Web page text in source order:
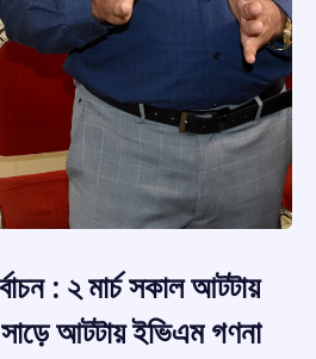
: ২ মার্চ সকাল আটটায়
আটটায় ইভিএম গণনা